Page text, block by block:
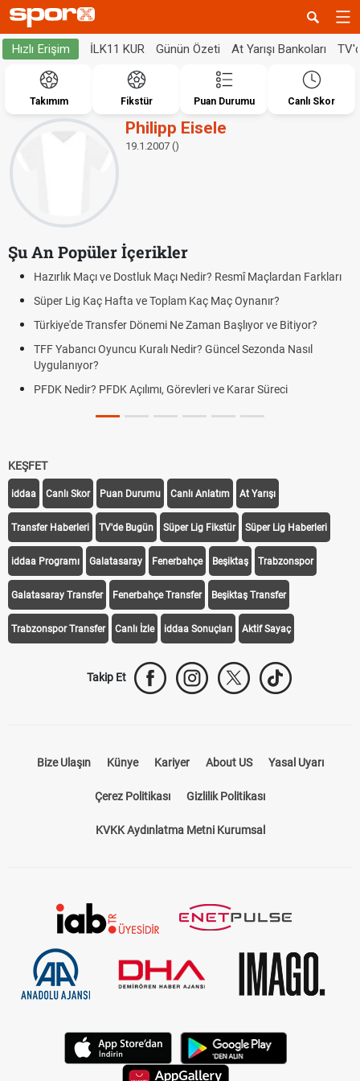
Hızlı Erişim İLK11 KUR Günün Özeti At Yarışı Bankoları
Takımım Fikstür Puan Durumu Canlı Skor
Philipp Eisele
19.1.2007 ()
Şu An Popüler İçerikler
Hazırlık Maçı ve Dostluk Maçı Nedir? Resmî Maçlardan Farkları
Süper Lig Kaç Hafta ve Toplam Kaç Maç Oynanır?
Türkiye'de Transfer Dönemi Ne Zaman Başlıyor ve Bitiyor?
TFF Yabancı Oyuncu Kuralı Nedir? Güncel Sezonda Nasıl
Uygulanıyor?
PFDK Nedir? PFDK Açılımı, Görevleri ve Karar Süreci
KEŞFET
iddaa Canlı Skor Puan Durumu Canlı Anlatım At Yarışı
Transfer Haberleri TV'de Bugün Süper Lig Fikstür Süper Lig Haberleri
iddaa Programı Galatasaray Fenerbahçe Beşiktaş Trabzonspor
Galatasaray Transfer Fenerbahçe Transfer Beşiktaş Transfer
Trabzonspor Transfer Canlı İzle iddaa Sonuçları Aktif Sayaç
Takip Et
Bize Ulaşın Künye Kariyer About US Yasal Uyarı
Çerez Politikası Gizlilik Politikası
KVKK Aydınlatma Metni Kurumsal